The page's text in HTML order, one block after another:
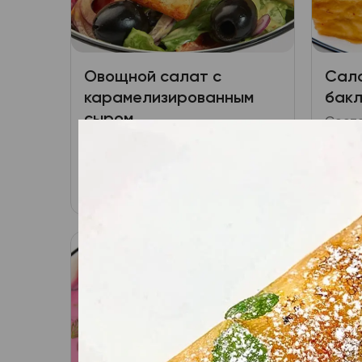
Овощной салат с
карамелизированным
сыром
и